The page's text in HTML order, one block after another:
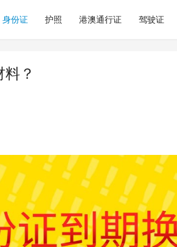
身份证 护照 港澳通行证 驾驶证
？